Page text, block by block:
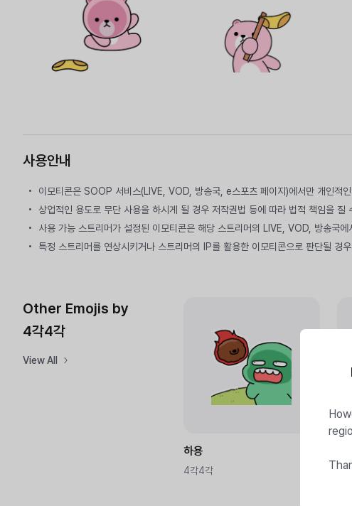
사용안내
이모티콘은 SOOP 서비스(LIVE, VOD, 방송국, e스포츠 페이지)에서만 개인적
상업적인 용도로 무단 사용을 하시게 될 경우 저작권법 등에 따라 법적 책임을 질
사용 가능 스트리머가 설정된 이모티콘은 해당 스트리머의 LIVE, VOD, 방송국에
특정 스트리머를 연상시키거나 스트리머의 IP를 활용한 이모티콘으로 판단될
Other Emojis by
4각4각
View All
하용
4각4각 4